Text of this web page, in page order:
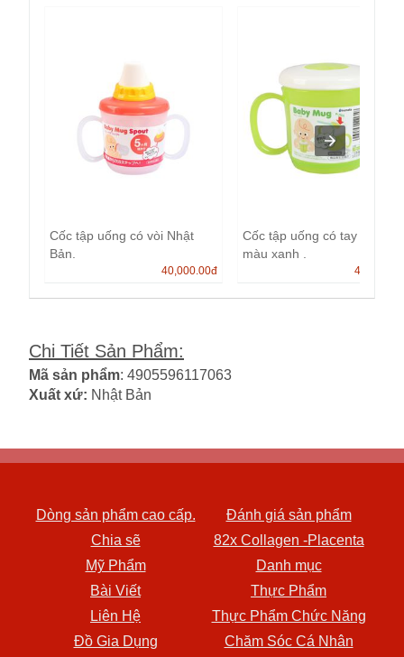
Cốc tập uống có vòi Nhật
Bản.
40,000.00đ
Cốc tập uống có tay cầm
màu xanh .
40,000.00
Chi Tiết Sản Phẩm:
Mã sản phẩm: 4905596117063
Xuất xứ: Nhật Bản
Dòng sản phẩm cao cấp.
Đánh giá sản phẩm
Chia sẽ
82x Collagen -Placenta
Mỹ Phẩm
Danh mục
Bài Viết
Thực Phẩm
Liên Hệ
Thực Phẩm Chức Năng
Đồ Gia Dụng
Chăm Sóc Cá Nhân